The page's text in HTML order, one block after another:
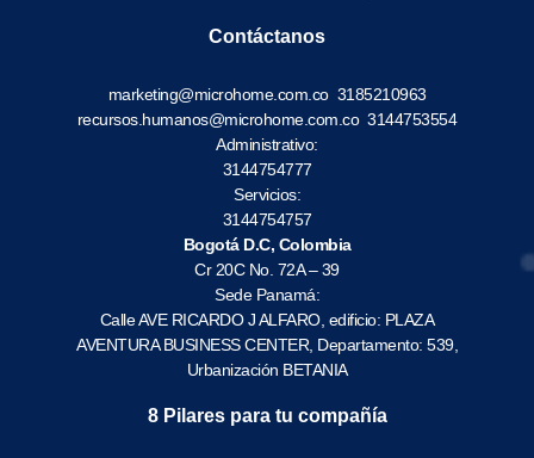
Contáctanos
marketing@microhome.com.co 3185210963
recursos.humanos@microhome.com.co3144753554
Administrativo:
3144754777
Servicios:
3144754757
Bogotá D.C, Colombia
Cr 20C No. 72A – 39
Sede Panamá:
Calle AVE RICARDO J ALFARO, edificio: PLAZA
AVENTURA BUSINESS CENTER, Departamento: 539,
Urbanización BETANIA
8 Pilares para tu compañía